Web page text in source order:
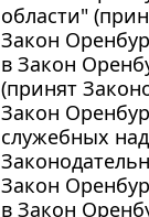
области"
Закон
в Закон
(принят
Закон
служебных
Закон
в Закон